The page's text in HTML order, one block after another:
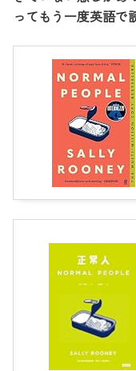
ってもう一度英語で